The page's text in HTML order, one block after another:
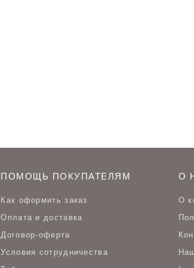
ПОМОЩЬ ПОКУПАТЕЛЯМ
Как оформить заказ
Оплата и доставка
Договор-оферта
Условия сотрудничества
О
О